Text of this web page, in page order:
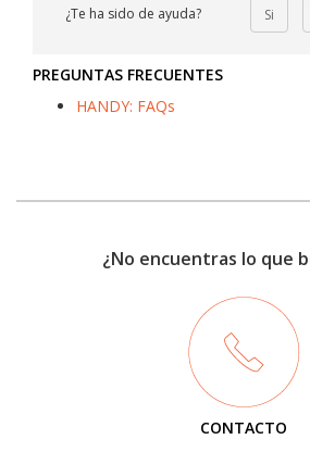
¿Te ha sido de ayuda? Si
PREGUNTAS FRECUENTES
HANDY: FAQs
¿No encuentras lo que
CONTACTO